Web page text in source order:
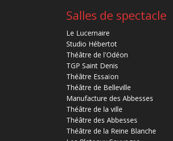
Salles de spectacle
Le Lucernaire
Studio Hébertot
Théâtre de l'Odéon
TGP Saint Denis
Théâtre Essaïon
Théâtre de Belleville
Manufacture des Abbesses
Théâtre de la ville
Théâtre des Abbesses
Théâtre de la Reine Blanche